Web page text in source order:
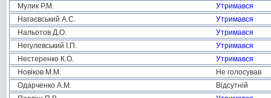
Мулик Р.М.
Утримався
Нагаєвський А.С.
Утримався
Нальотов Д.О.
Утримався
Негулевський І.П.
Утримався
Нестеренко К.О.
Утримався
Новіков М.М.
Не голосував
Одарченко А.М.
Відсутній